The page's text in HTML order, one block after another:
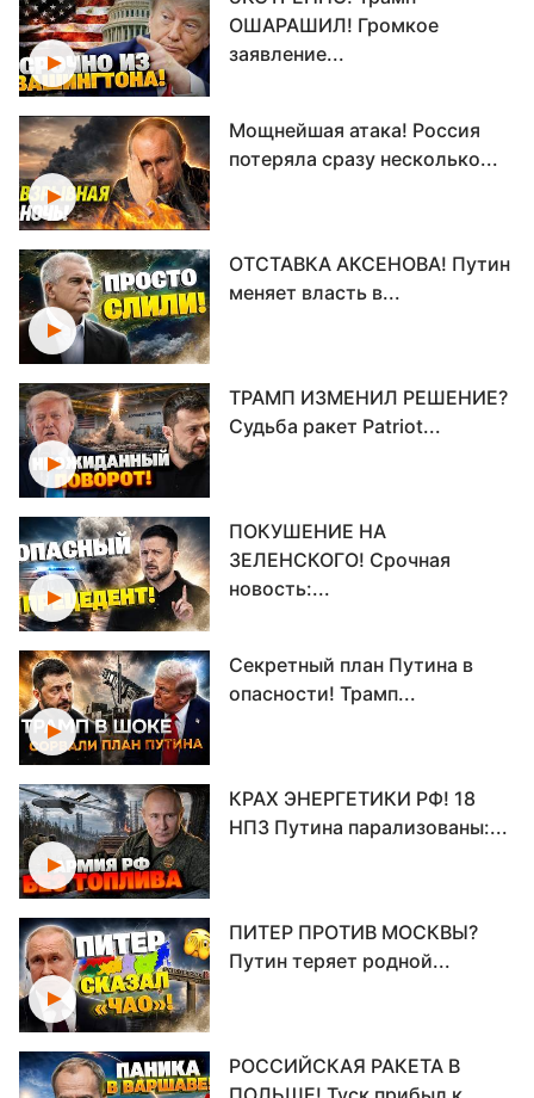
ОШАРАШИЛ! Громкое
заявление...
Мощнейшая атака! Россия
потеряла сразу несколько...
ОТСТАВКА АКСЕНОВА! Путин
меняет власть в...
ТРАМП ИЗМЕНИЛ РЕШЕНИЕ?
Судьба ракет Patriot...
ПОКУШЕНИЕ НА
ЗЕЛЕНСКОГО! Срочная
новость:...
Секретный план Путина в
опасности! Трамп...
КРАХ ЭНЕРГЕТИКИ РФ! 18
НПЗ Путина парализованы:...
ПИТЕР ПРОТИВ МОСКВЫ?
Путин теряет родной...
РОССИЙСКАЯ РАКЕТА В